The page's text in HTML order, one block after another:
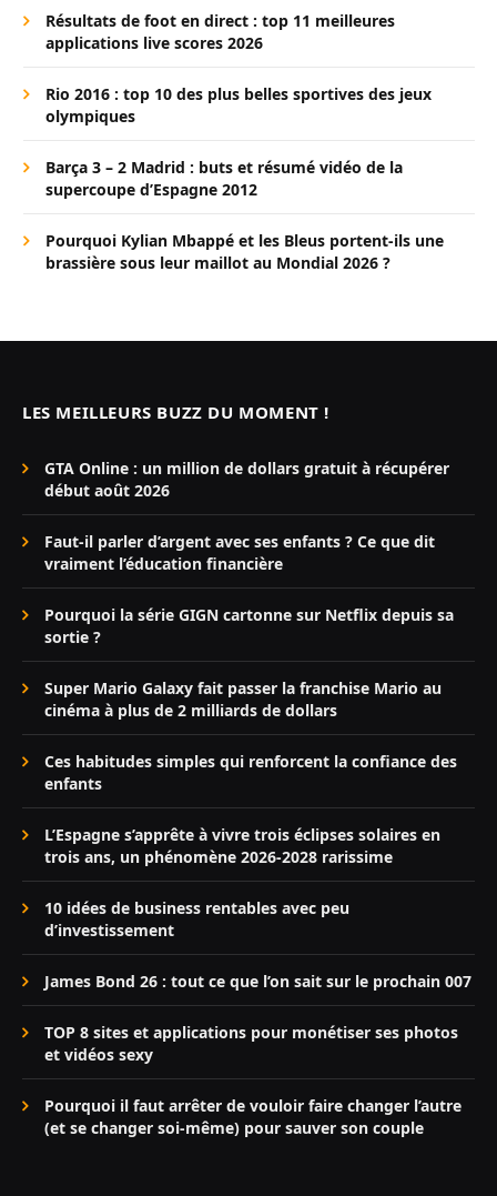
Résultats de foot en direct : top 11 meilleures
applications live scores 2026
Rio 2016 : top 10 des plus belles sportives des jeux
olympiques
Barça 3 – 2 Madrid : buts et résumé vidéo de la
supercoupe d’Espagne 2012
Pourquoi Kylian Mbappé et les Bleus portent-ils une
brassière sous leur maillot au Mondial 2026 ?
LES MEILLEURS BUZZ DU MOMENT !
GTA Online : un million de dollars gratuit à récupérer
début août 2026
Faut-il parler d’argent avec ses enfants ? Ce que dit
vraiment l’éducation financière
Pourquoi la série GIGN cartonne sur Netflix depuis sa
sortie ?
Super Mario Galaxy fait passer la franchise Mario au
cinéma à plus de 2 milliards de dollars
Ces habitudes simples qui renforcent la confiance des
enfants
L’Espagne s’apprête à vivre trois éclipses solaires en
trois ans, un phénomène 2026-2028 rarissime
10 idées de business rentables avec peu
d’investissement
James Bond 26 : tout ce que l’on sait sur le prochain 007
TOP 8 sites et applications pour monétiser ses photos
et vidéos sexy
Pourquoi il faut arrêter de vouloir faire changer l’autre
(et se changer soi-même) pour sauver son couple